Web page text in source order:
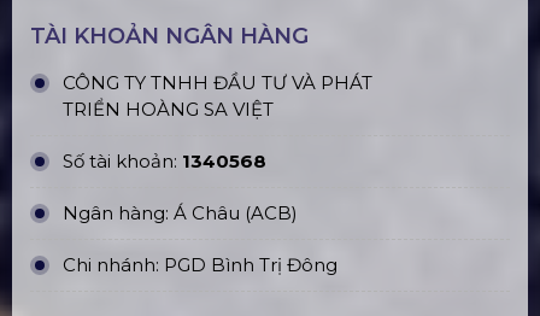
TÀI KHOẢN NGÂN HÀNG
CÔNG TY TNHH ĐẦU TƯ VÀ PHÁT
TRIỂN HOÀNG SA VIỆT
Số tài khoản: 1340568
Ngân hàng: Á Châu (ACB)
Chi nhánh: PGD Bình Trị Đông